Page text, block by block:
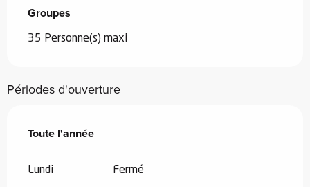
Groupes
Groupes
35 Personne(s) maxi
Périodes d'ouverture
Toute l'année
Toute l'année
Lundi Fermé